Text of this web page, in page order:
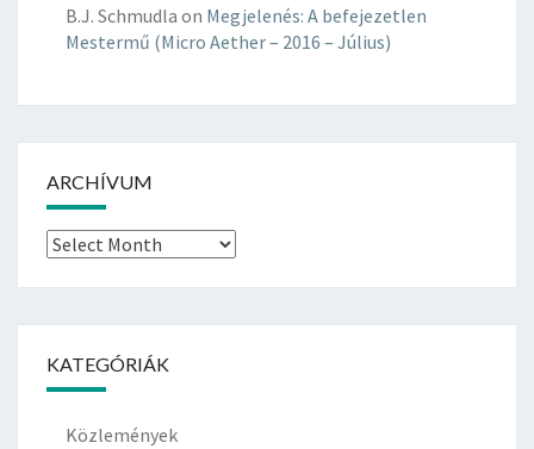
B.J. Schmudla on Megjelenés: A befejezetlen
Mestermű (Micro Aether – 2016 – Július)
ARCHÍVUM
Archívum
KATEGÓRIÁK
Közlemények